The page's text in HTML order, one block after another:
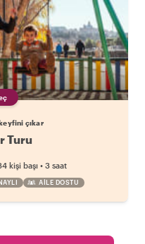
çıkar
Turu
kişi başı • 3 saat
AILE DOSTU